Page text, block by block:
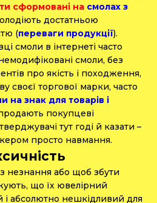
сформовані на смолах з
достатньою
(переваги продукції).
смоли в інтернеті часто
смоли, без
про якість і походження,
своєї торгової марки, часто
на знак для товарiв i
покупцеві
тут годі й казати –
просто навмання.
незнання або щоб збути
що їх ювелірний
абсолютно нешкідливий для